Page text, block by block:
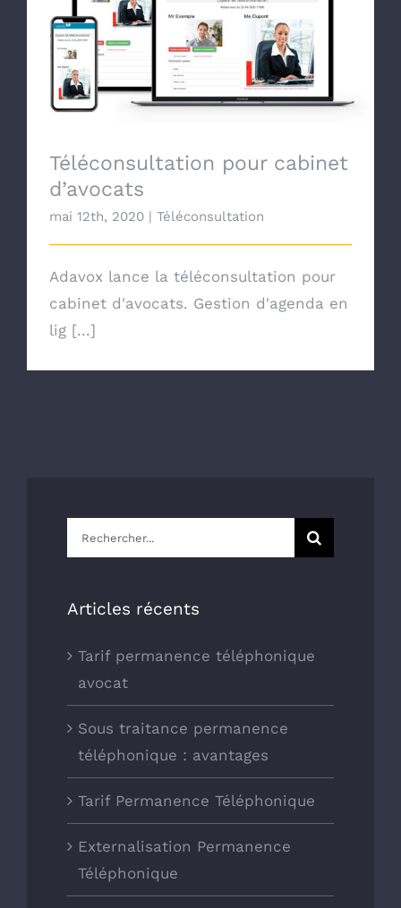
Téléconsultation pour cabinet d’avocats
Téléconsultation pour cabinet
d’avocats
mai 12th, 2020 | Téléconsultation
Adavox lance la téléconsultation pour
cabinet d'avocats. Gestion d'agenda en
lig [...]
Rechercher:
Articles récents
Tarif permanence téléphonique
avocat
Sous traitance permanence
téléphonique : avantages
Tarif Permanence Téléphonique
Externalisation Permanence
Téléphonique